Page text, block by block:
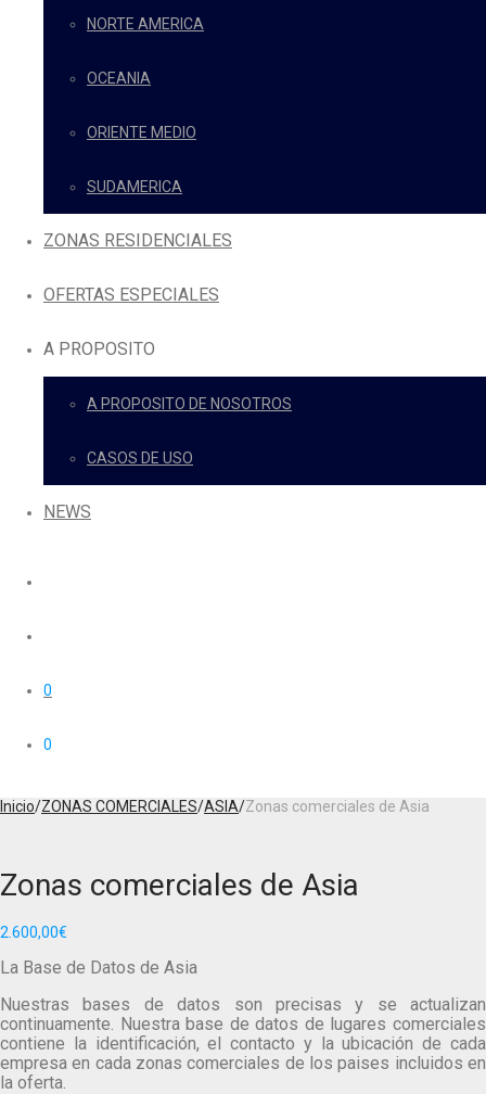
NORTE AMERICA
OCEANIA
ORIENTE MEDIO
SUDAMERICA
ZONAS RESIDENCIALES
OFERTAS ESPECIALES
A PROPOSITO
A PROPOSITO DE NOSOTROS
CASOS DE USO
NEWS
0
0
Inicio/ZONAS COMERCIALES/ASIA/Zonas comerciales de Asia
Zonas comerciales de Asia
2.600,00€
La Base de Datos de Asia
Nuestras bases de datos son precisas y se actualizan
continuamente. Nuestra base de datos de lugares comerciales
contiene la identificación, el contacto y la ubicación de cada
empresa en cada zonas comerciales de los paises incluidos en
la oferta.